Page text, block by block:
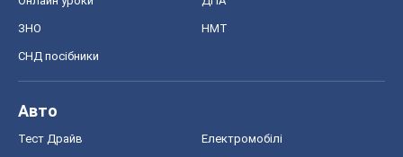
ЗНО НМТ
СНД посібники
Авто
Тест Драйв Електромобілі